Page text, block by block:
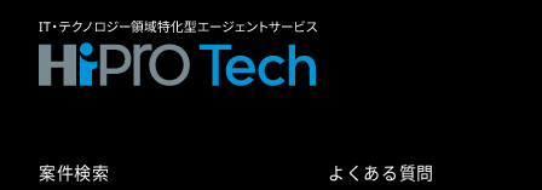
案件検索 よくある質問